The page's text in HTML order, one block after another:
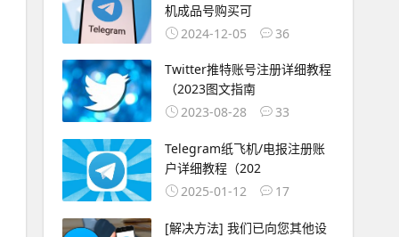
机成品号购买可
2024-12-05
36
Twitter推特账号注册详细教程
（2023图文指南
2023-08-28
33
Telegram纸飞机/电报注册账
户详细教程（202
2025-01-12
17
[解决方法] 我们已向您其他设